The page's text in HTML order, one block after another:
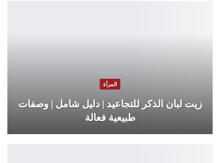
المرأة
زيت لبان الذكر للتجاعيد | دليل شامل | وصفات
طبيعية فعالة